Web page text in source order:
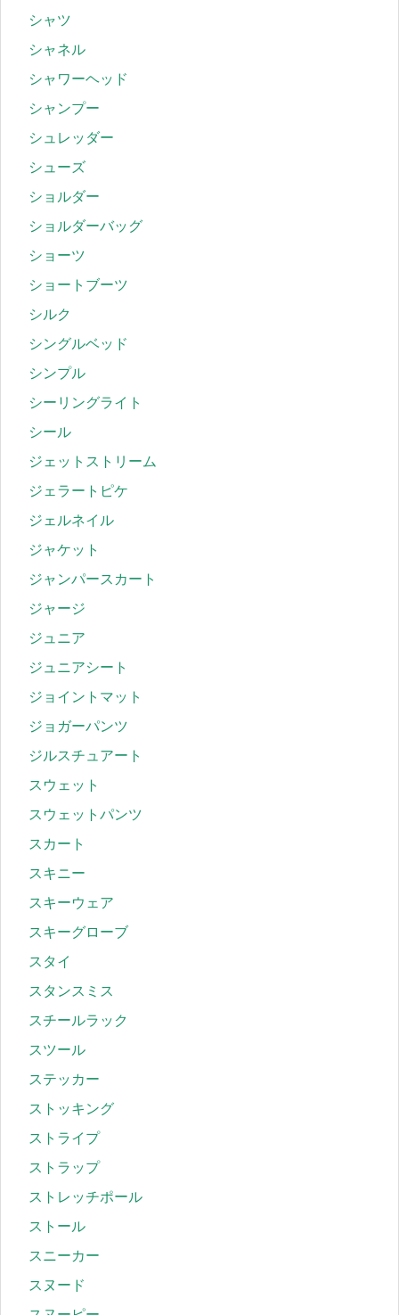
シャツ
シャネル
シャワーヘッド
シャンプー
シュレッダー
シューズ
ショルダー
ショルダーバッグ
ショーツ
ショートブーツ
シルク
シングルベッド
シンプル
シーリングライト
シール
ジェットストリーム
ジェラートピケ
ジェルネイル
ジャケット
ジャンパースカート
ジャージ
ジュニア
ジュニアシート
ジョイントマット
ジョガーパンツ
ジルスチュアート
スウェット
スウェットパンツ
スカート
スキニー
スキーウェア
スキーグローブ
スタイ
スタンスミス
スチールラック
スツール
ステッカー
ストッキング
ストライプ
ストラップ
ストレッチポール
ストール
スニーカー
スヌード